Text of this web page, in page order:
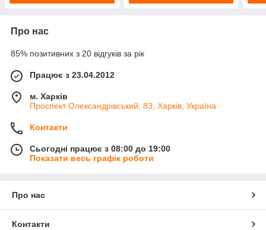
Про нас
85% позитивних з 20 відгуків за рік
Працює з 23.04.2012
м. Харків
Проспект Олександрівський, 83, Харків, Україна
Контакти
Сьогодні працює з 08:00 до 19:00
Показати весь графік роботи
Про нас
Контакти